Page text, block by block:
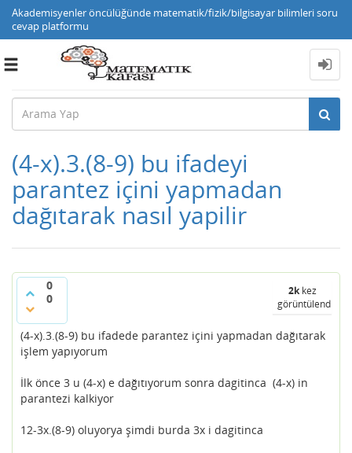
Akademisyenler öncülüğünde matematik/fizik/bilgisayar bilimleri soru
cevap platformu
Toggle
(4-x).3.(8-9) bu ifadeyi
parantez içini yapmadan
dağıtarak nasıl yapilir
0
0
2kkez
görüntülendi
(4-x).3.(8-9) bu ifadede parantez içini yapmadan dağıtarak
işlem yapıyorum
İlk önce 3 u (4-x) e dağıtıyorum sonra dagitinca (4-x) in
parantezi kalkiyor
12-3x.(8-9) oluyorya şimdi burda 3x i dagitinca